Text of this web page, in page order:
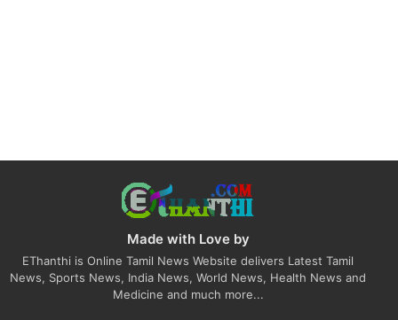
Made with Love by
EThanthi is Online Tamil News Website delivers Latest Tamil
News, Sports News, India News, World News, Health News and
Medicine and much more...